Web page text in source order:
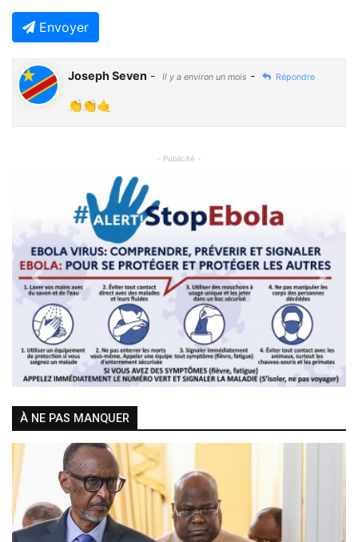
Envoyer
Joseph Seven - Il y a environ un mois - Répondre
👏👏🤙
- Publicité -
Previous Next
À NE PAS MANQUER